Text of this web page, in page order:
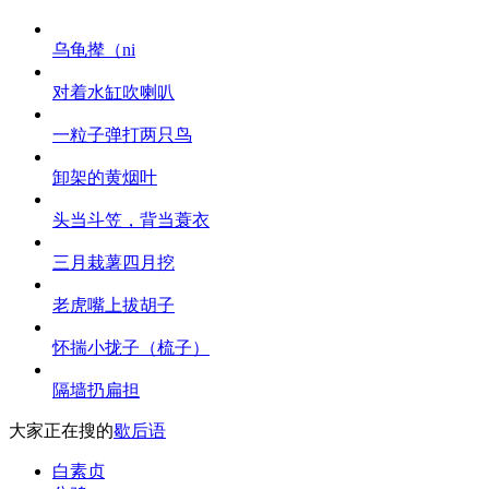
乌龟撵（ni
对着水缸吹喇叭
一粒子弹打两只鸟
卸架的黄烟叶
头当斗笠，背当蓑衣
三月栽薯四月挖
老虎嘴上拔胡子
怀揣小拢子（梳子）
隔墙扔扁担
大家正在搜的歇后语
白素贞